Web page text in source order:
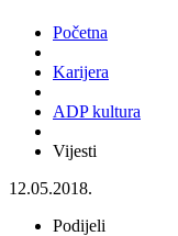
Početna
Karijera
ADP kultura
Vijesti
12.05.2018.
Podijeli